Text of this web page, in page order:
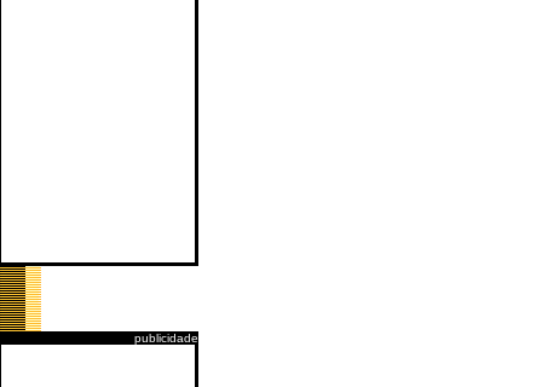
publicidade